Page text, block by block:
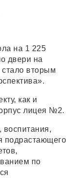
на 1 225
двери на
стало вторым
как и
лицея №2.
подрастающего
по